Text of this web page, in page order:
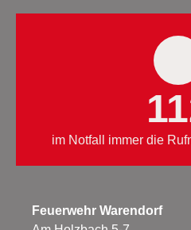
im Notfall immer die
Feuerwehr Warendorf